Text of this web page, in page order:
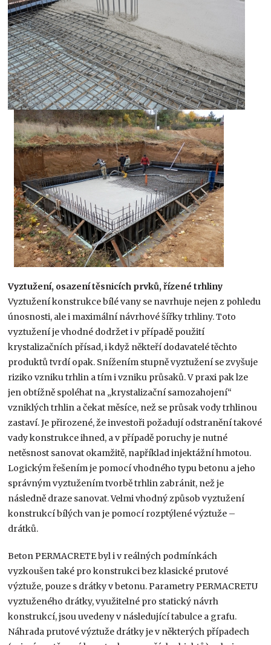
Vyztužení, osazení těsnicích prvků, řízené trhliny
Vyztužení konstrukce bílé vany se navrhuje nejen z pohledu
únosnosti, ale i maximální návrhové šířky trhliny. Toto
vyztužení je vhodné dodržet i v případě použití
krystalizačních přísad, i když někteří dodavatelé těchto
produktů tvrdí opak. Snížením stupně vyztužení se zvyšuje
riziko vzniku trhlin a tím i vzniku průsaků. V praxi pak lze
jen obtížně spoléhat na „krystalizační samozahojení“
vzniklých trhlin a čekat měsíce, než se průsak vody trhlinou
zastaví. Je přirozené, že investoři požadují odstranění takové
vady konstrukce ihned, a v případě poruchy je nutné
netěsnost sanovat okamžitě, například injektážní hmotou.
Logickým řešením je pomocí vhodného typu betonu a jeho
správným vyztužením tvorbě trhlin zabránit, než je
následně draze sanovat. Velmi vhodný způsob vyztužení
konstrukcí bílých van je pomocí rozptýlené výztuže –
drátků.
Beton PERMACRETE byl i v reálných podmínkách
vyzkoušen také pro konstrukci bez klasické prutové
výztuže, pouze s drátky v betonu. Parametry PERMACRETU
vyztuženého drátky, využitelné pro statický návrh
konstrukcí, jsou uvedeny v následující tabulce a grafu.
Náhrada prutové výztuže drátky je v některých případech